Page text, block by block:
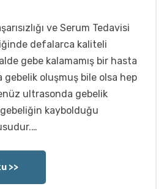
ve Serum Tedavisi
defalarca kaliteli
gebe kalamamış bir hasta
gebelik oluşmuş bile olsa hep
ultrasonda gebelik
kaybolduğu
>>